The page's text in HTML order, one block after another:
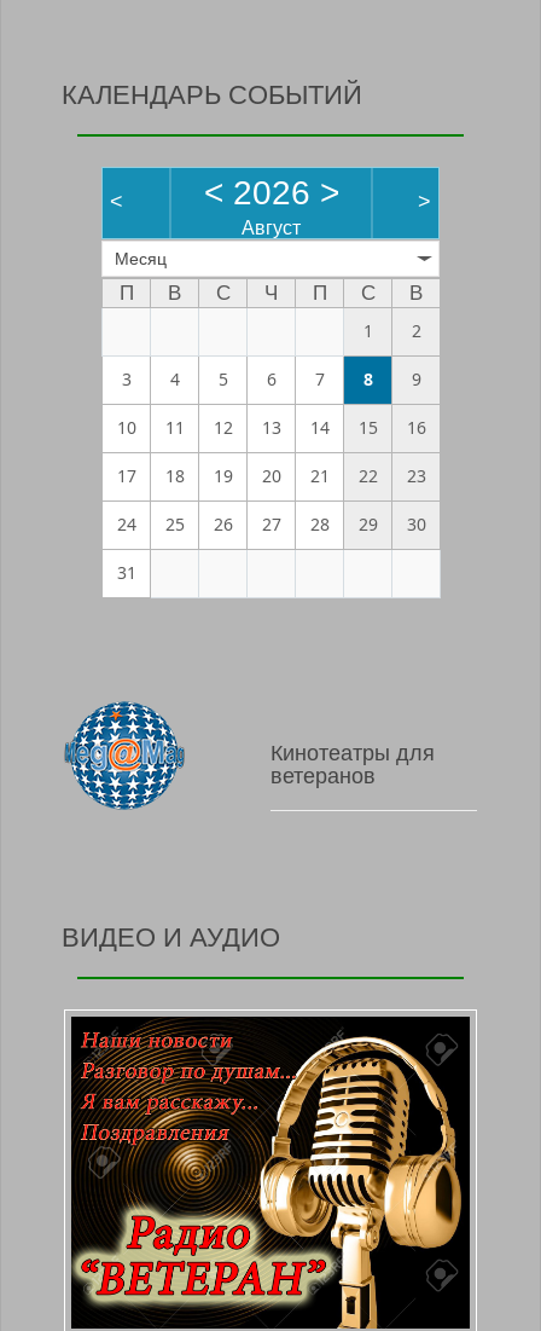
КАЛЕНДАРЬ СОБЫТИЙ
< < 2026 >
Август
>
Месяц
П В С Ч П С
В
1
2
3 4 5 6 7 8 9
10 11 12 13 14 15 16
17 18 19 20 21 22 23
24 25 26 27 28 29 30
31
Кинотеатры для
ветеранов
ВИДЕО И АУДИО